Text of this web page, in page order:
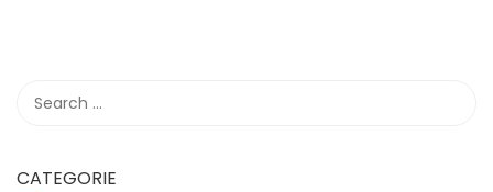
CATEGORIE